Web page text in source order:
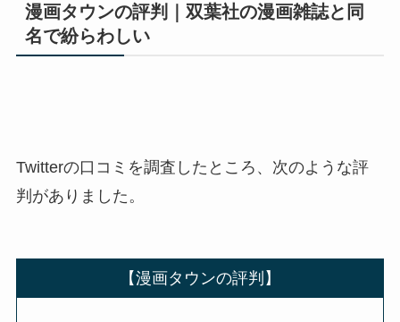
漫画タウンの評判｜双葉社の漫画雑誌と同
名で紛らわしい
Twitterの口コミを調査したところ、次のような評
判がありました。
【漫画タウンの評判】